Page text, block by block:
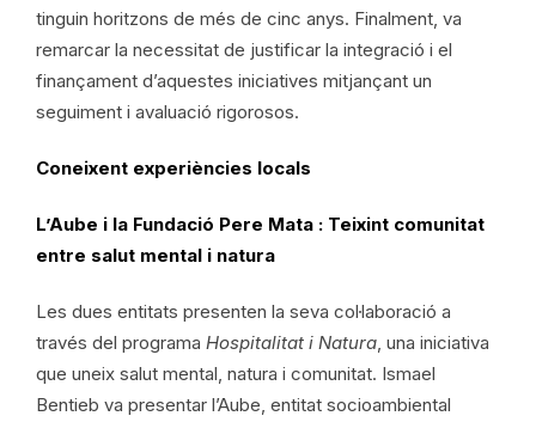
tinguin horitzons de més de cinc anys. Finalment, va
remarcar la necessitat de justificar la integració i el
finançament d’aquestes iniciatives mitjançant un
seguiment i avaluació rigorosos.
Coneixent experiències locals
L’Aube i la Fundació Pere Mata : Teixint comunitat
entre salut mental i natura
Les dues entitats presenten la seva col·laboració a
través del programa Hospitalitat i Natura, una iniciativa
que uneix salut mental, natura i comunitat. Ismael
Bentieb va presentar l’Aube, entitat socioambiental